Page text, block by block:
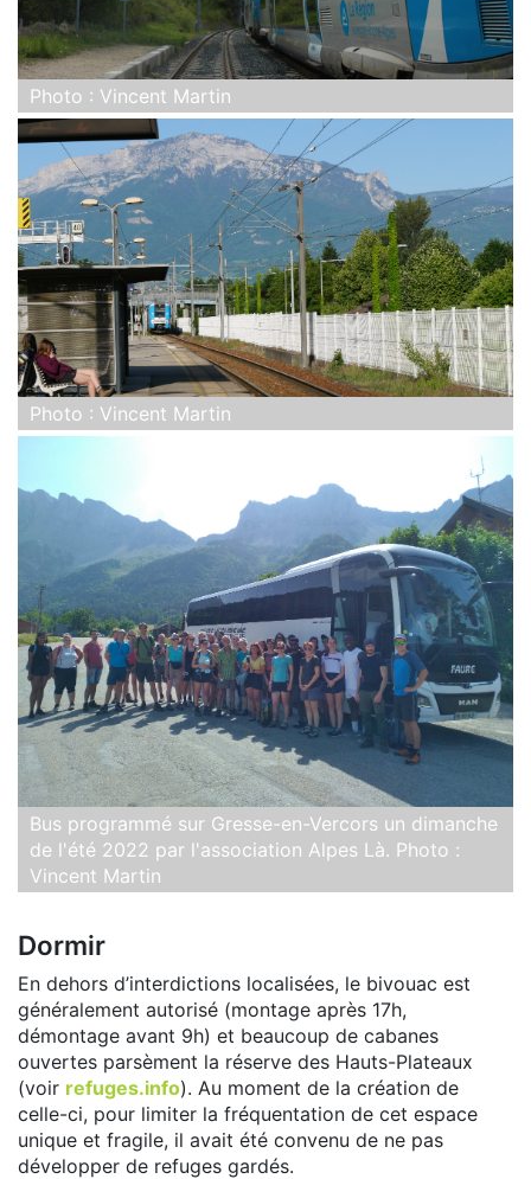
Photo : Vincent Martin
Photo : Vincent Martin
Bus programmé sur Gresse-en-Vercors un dimanche
de l'été 2022 par l'association Alpes Là. Photo :
Vincent Martin
Dormir
En dehors d’interdictions localisées, le bivouac est
généralement autorisé (montage après 17h,
démontage avant 9h) et beaucoup de cabanes
ouvertes parsèment la réserve des Hauts-Plateaux
(voir refuges.info). Au moment de la création de
celle-ci, pour limiter la fréquentation de cet espace
unique et fragile, il avait été convenu de ne pas
développer de refuges gardés.